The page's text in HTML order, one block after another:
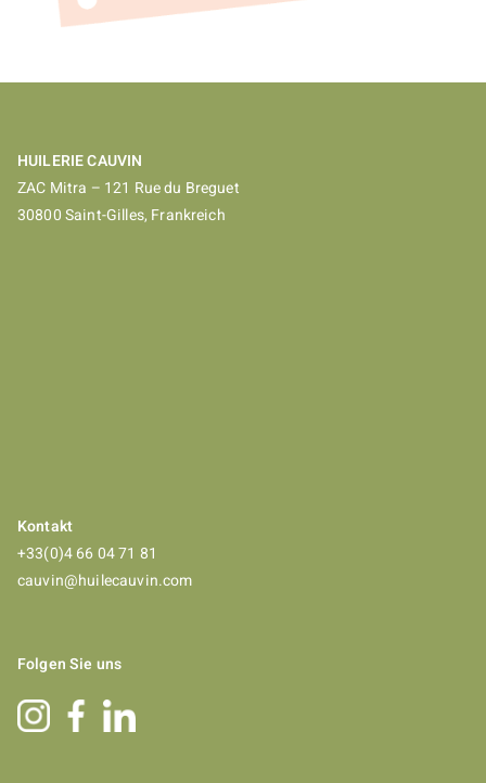
HUILERIE CAUVIN
ZAC Mitra – 121 Rue du Breguet
30800 Saint-Gilles, Frankreich
Kontakt
+33(0)4 66 04 71 81
cauvin@huilecauvin.com
Folgen Sie uns